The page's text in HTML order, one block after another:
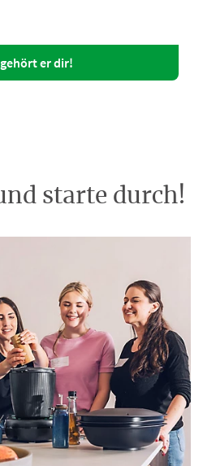
er dir!
starte durch!